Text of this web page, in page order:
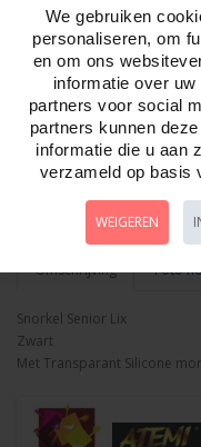
Aantal
Omschrijving Foto
Snorkel Senior Lix
Zwart
Met Transparant Silicone
We gebruiken
personaliseren, om
en om ons
informatie over
partners voor social
partners kunnen
informatie die u aan
verzameld op basis
WEIGEREN